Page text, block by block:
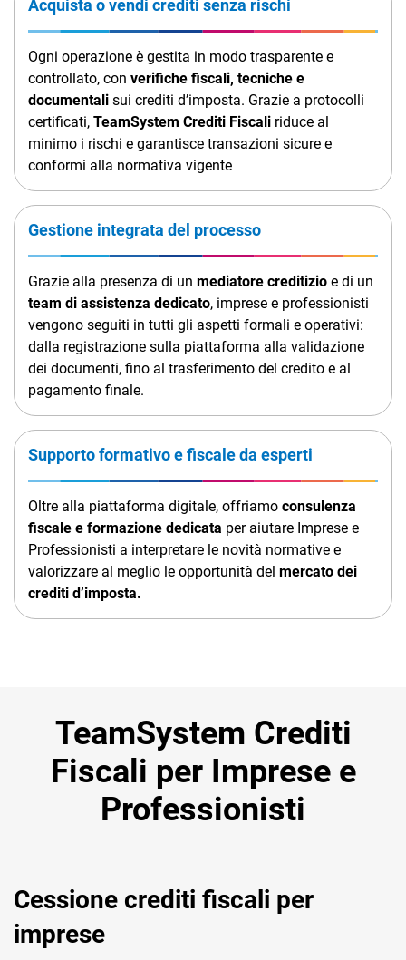
Acquista o vendi crediti senza rischi
Ogni operazione è gestita in modo trasparente e
controllato, con verifiche fiscali, tecniche e
documentali sui crediti d’imposta. Grazie a protocolli
certificati, TeamSystem Crediti Fiscali riduce al
minimo i rischi e garantisce transazioni sicure e
conformi alla normativa vigente
Gestione integrata del processo
Grazie alla presenza di un mediatore creditizio e di un
team di assistenza dedicato, imprese e professionisti
vengono seguiti in tutti gli aspetti formali e operativi:
dalla registrazione sulla piattaforma alla validazione
dei documenti, fino al trasferimento del credito e al
pagamento finale.
Supporto formativo e fiscale da esperti
Oltre alla piattaforma digitale, offriamo consulenza
fiscale e formazione dedicata per aiutare Imprese e
Professionisti a interpretare le novità normative e
valorizzare al meglio le opportunità del mercato dei
crediti d’imposta.
TeamSystem Crediti
Fiscali per Imprese e
Professionisti
Cessione crediti fiscali per
imprese